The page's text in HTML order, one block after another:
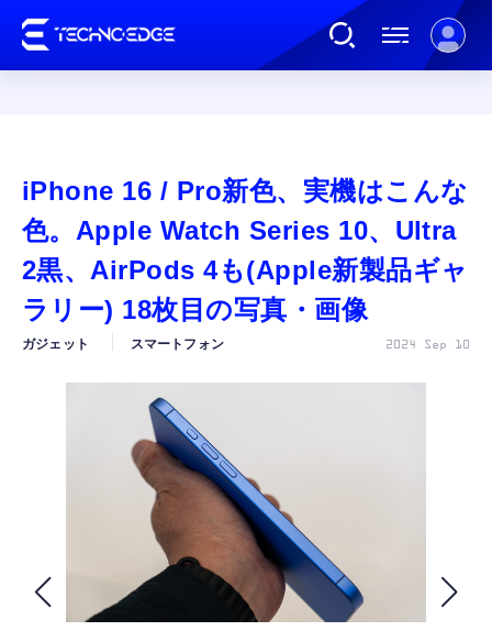
AI
ガジェット
ゲーム
カルチャー
公式ストア
FOLLOW US
iPhone 16 / Pro新色、実機はこんな
色。Apple Watch Series 10、Ultra
2黒、AirPods 4も(Apple新製品ギャ
ラリー) 18枚目の写真・画像
ガジェット スマートフォン 2024 Sep 10